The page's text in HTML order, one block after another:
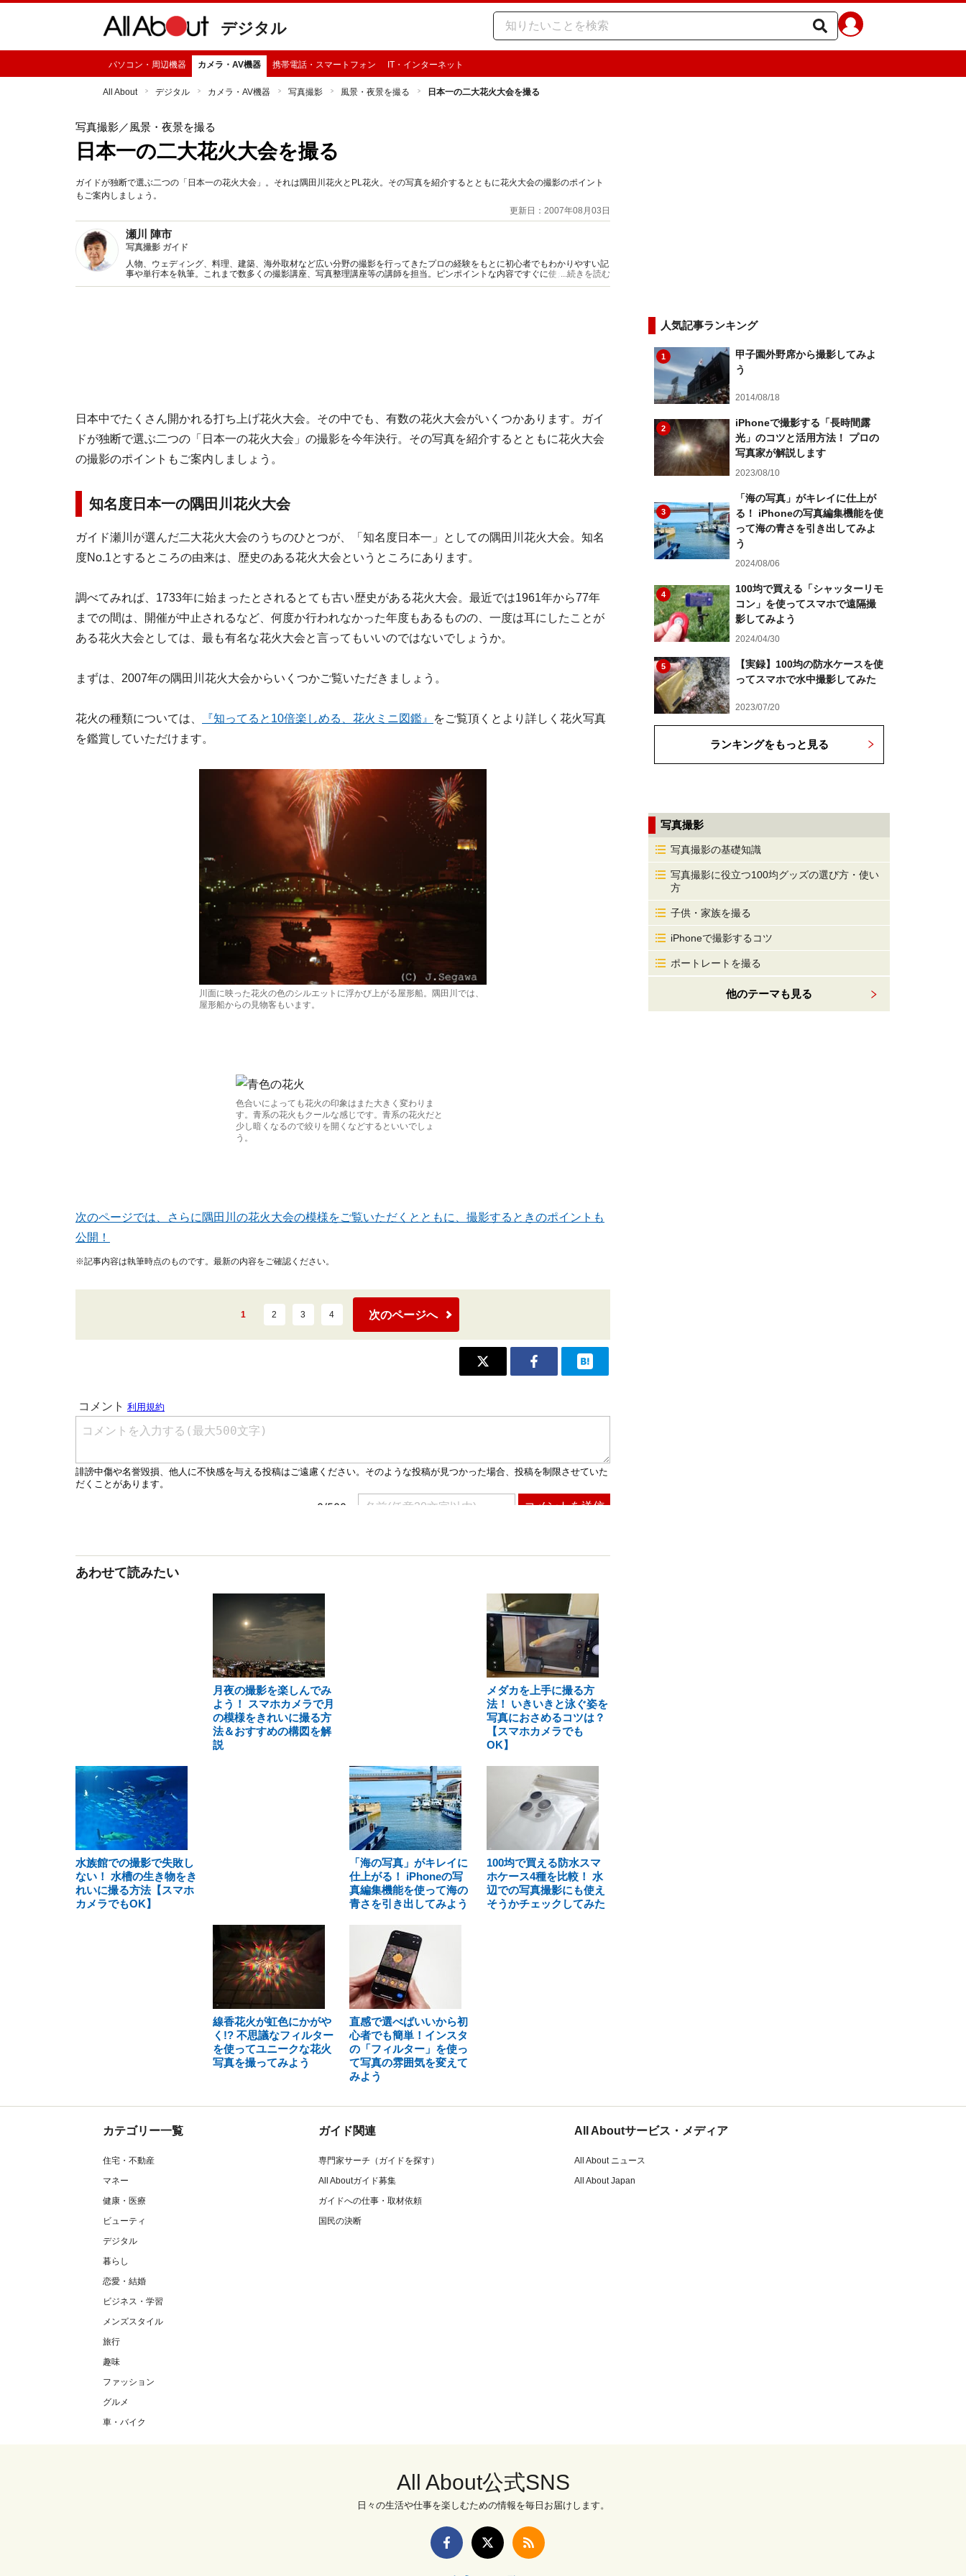
デジタル
パソコン・周辺機器 カメラ・AV機器 携帯電話・スマートフォン IT・インターネット
All About デジタル カメラ・AV機器 写真撮影 風景・夜景を撮る 日本一の二大花火大会を撮る
写真撮影／風景・夜景を撮る
日本一の二大花火大会を撮る
ガイドが独断で選ぶ二つの「日本一の花火大会」。それは隅田川花火とPL花火。その写真を紹介するとともに花火大会の撮影のポイント
もご案内しましょう。
更新日：2007年08月03日
瀬川 陣市
写真撮影 ガイド
人物、ウェディング、料理、建築、海外取材など広い分野の撮影を行ってきたプロの経験をもとに初心者でもわかりやすい記
事や単行本を執筆。これまで数多くの撮影講座、写真整理講座等の講師を担当。ピンポイントな内容ですぐに使えて撮影がよ
り楽しくなる内容を心がけアドバイスしています。
...続きを読む
日本中でたくさん開かれる打ち上げ花火大会。その中でも、有数の花火大会がいくつかあります。ガイ
ドが独断で選ぶ二つの「日本一の花火大会」の撮影を今年決行。その写真を紹介するとともに花火大会
の撮影のポイントもご案内しましょう。
知名度日本一の隅田川花火大会
ガイド瀬川が選んだ二大花火大会のうちのひとつが、「知名度日本一」としての隅田川花火大会。知名
度No.1とするところの由来は、歴史のある花火大会というところにあります。
調べてみれば、1733年に始まったとされるとても古い歴史がある花火大会。最近では1961年から77年
までの間は、開催が中止されるなど、何度か行われなかった年度もあるものの、一度は耳にしたことが
ある花火大会としては、最も有名な花火大会と言ってもいいのではないでしょうか。
まずは、2007年の隅田川花火大会からいくつかご覧いただきましょう。
花火の種類については、 『知ってると10倍楽しめる、花火ミニ図鑑』
をご覧頂くとより詳しく花火写真
を鑑賞していただけます。
川面に映った花火の色のシルエットに浮かび上がる屋形船。隅田川では、
屋形船からの見物客もいます。
色合いによっても花火の印象はまた大きく変わりま
す。青系の花火もクールな感じです。青系の花火だと
少し暗くなるので絞りを開くなどするといいでしょ
う。
次のページでは、さらに隅田川の花火大会の模様をご覧いただくとともに、撮影するときのポイントも
公開！
※記事内容は執筆時点のものです。最新の内容をご確認ください。
1 2 3 4 次のページへ
あわせて読みたい
月夜の撮影を楽しんでみ
よう！ スマホカメラで月
の模様をきれいに撮る方
法＆おすすめの構図を解
説
メダカを上手に撮る方
法！ いきいきと泳ぐ姿を
写真におさめるコツは？
【スマホカメラでも
OK】
水族館での撮影で失敗し
ない！ 水槽の生き物をき
れいに撮る方法【スマホ
カメラでもOK】
「海の写真」がキレイに
仕上がる！ iPhoneの写
真編集機能を使って海の
青さを引き出してみよう
100均で買える防水スマ
ホケース4種を比較！ 水
辺での写真撮影にも使え
そうかチェックしてみた
線香花火が虹色にかがや
く!? 不思議なフィルター
を使ってユニークな花火
写真を撮ってみよう
直感で選べばいいから初
心者でも簡単！インスタ
の「フィルター」を使っ
て写真の雰囲気を変えて
みよう
人気記事ランキング
1
甲子園外野席から撮影してみよ
う
2014/08/18
2
iPhoneで撮影する「長時間露
光」のコツと活用方法！ プロの
写真家が解説します
2023/08/10
3
「海の写真」がキレイに仕上が
る！ iPhoneの写真編集機能を使
って海の青さを引き出してみよ
う
2024/08/06
4
100均で買える「シャッターリモ
コン」を使ってスマホで遠隔撮
影してみよう
2024/04/30
5
【実録】100均の防水ケースを使
ってスマホで水中撮影してみた
2023/07/20
ランキングをもっと見る
写真撮影
写真撮影の基礎知識
写真撮影に役立つ100均グッズの選び方・使い
方
子供・家族を撮る
iPhoneで撮影するコツ
ポートレートを撮る
他のテーマも見る
カテゴリー一覧
住宅・不動産
マネー
健康・医療
ビューティ
デジタル
暮らし
恋愛・結婚
ビジネス・学習
メンズスタイル
旅行
趣味
ファッション
グルメ
車・バイク
ガイド関連
専門家サーチ（ガイドを探す）
All Aboutガイド募集
ガイドへの仕事・取材依頼
国民の決断
All Aboutサービス・メディア
All About ニュース
All About Japan
All About公式SNS
日々の生活や仕事を楽しむための情報を毎日お届けします。